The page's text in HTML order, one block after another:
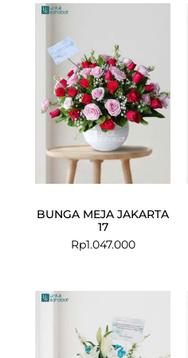
BUNGA MEJA JAKARTA
17
Rp1.047.000